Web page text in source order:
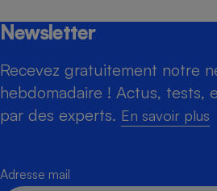
Newsletter
Recevez gratuitement notre
hebdomadaire ! Actus, tests,
par des experts. En savoir plus
Adresse mail